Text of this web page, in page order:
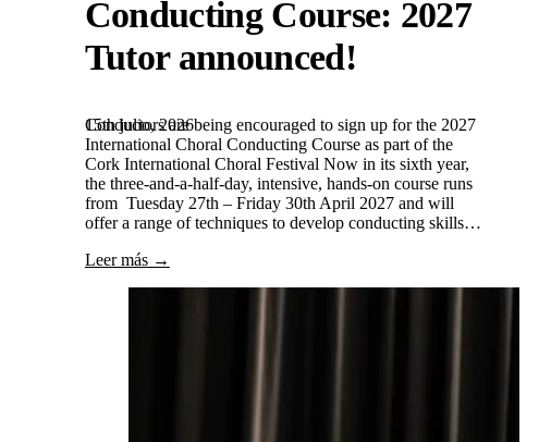
Conducting Course: 2027
Tutor announced!
15th julio, 2026
Conductors are being encouraged to sign up for the 2027
International Choral Conducting Course as part of the
Cork International Choral Festival Now in its sixth year,
the three-and-a-half-day, intensive, hands-on course runs
from Tuesday 27th – Friday 30th April 2027 and will
offer a range of techniques to develop conducting skills…
Leer más →